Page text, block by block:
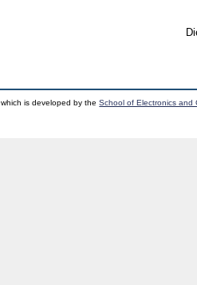
which is developed by theSchool of Electronics and